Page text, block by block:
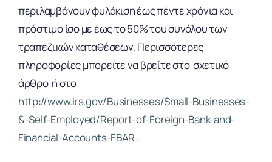
περιλαμβάνουν φυλάκιση έως πέντε χρόνια και
πρόστιμο ίσο με έως το 50% του συνόλου των
τραπεζικών καταθέσεων. Περισσότερες
πληροφορίες μπορείτε να βρείτε στο σχετικό
άρθρο ή στο
http://www.irs.gov/Businesses/Small-Businesses-
&-Self-Employed/Report-of-Foreign-Bank-and-
Financial-Accounts-FBAR .